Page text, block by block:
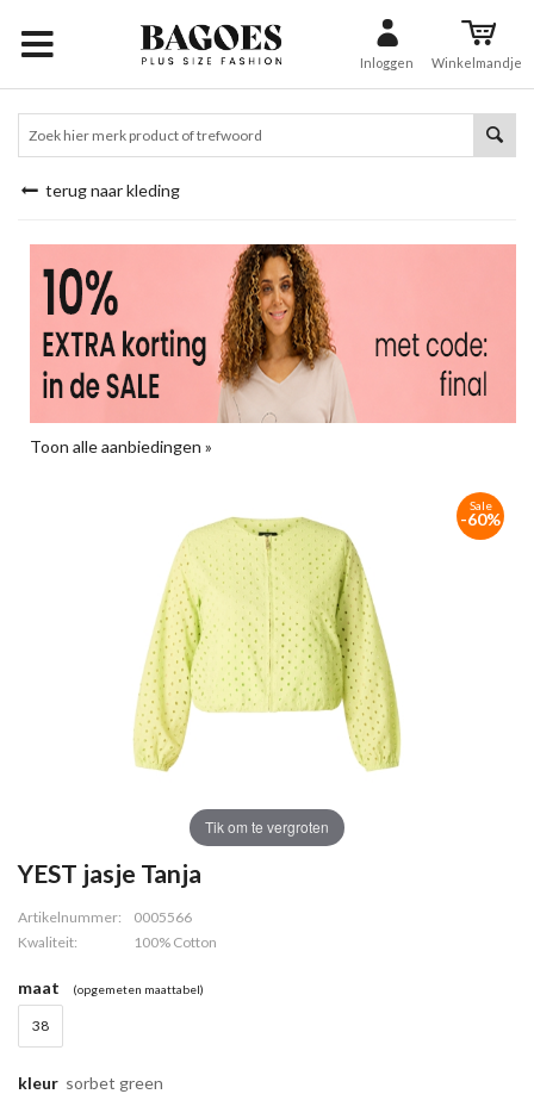
Inloggen Winkelmandje
terug naar kleding
Toon alle aanbiedingen »
Tik om te vergroten
Sale
-60%
YEST jasje Tanja
Artikelnummer:
0005566
Kwaliteit:
100% Cotton
maat (opgemeten maattabel)
38
kleur sorbet green